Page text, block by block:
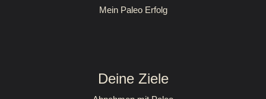
Mein Paleo Erfolg
Deine Ziele